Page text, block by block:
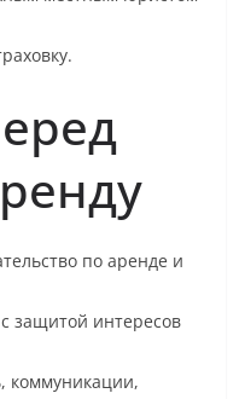
по аренде и
защитой интересов
коммуникации,